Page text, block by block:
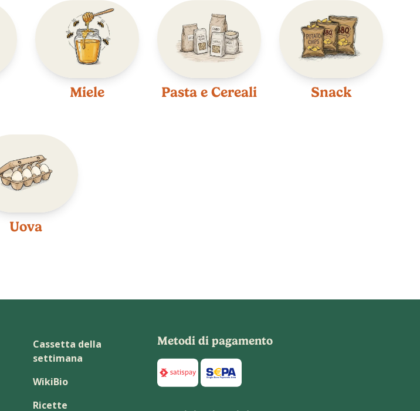
Miele Pasta e Cereali Snack
Uova
Cassetta della
settimana
WikiBio
Ricette
Metodi di pagamento
Di seguito sono elencati i metodi di pagamento disponibili